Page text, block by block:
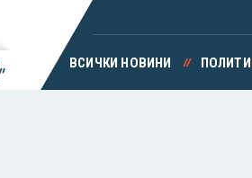
ВСИЧКИ НОВИНИ